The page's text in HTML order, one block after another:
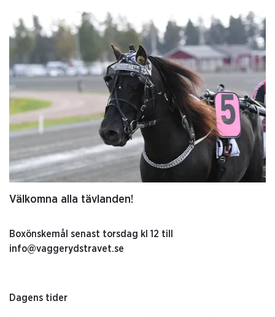
Välkomna alla tävlanden!
Boxönskemål senast torsdag kl 12 till
info@vaggerydstravet.se
Dagens tider